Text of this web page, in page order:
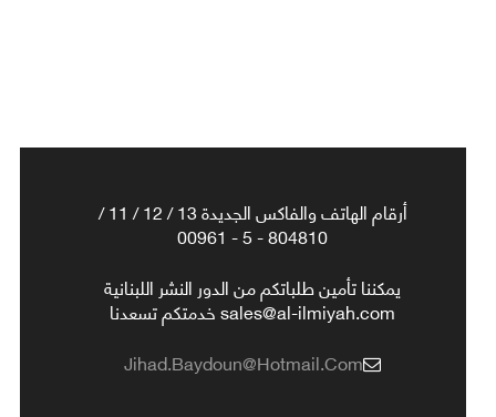
أرقام الهاتف والفاكس الجديدة 13 / 12 / 11 /
804810 - 5 - 00961
يمكننا تأمين طلباتكم من الدور النشر اللبنانية
sales@al-ilmiyah.com خدمتكم تسعدنا
Jihad.baydoun@hotmail.com